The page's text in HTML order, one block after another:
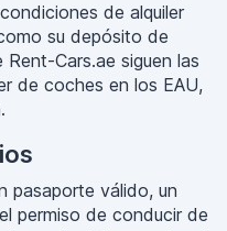
de alquiler
su depósito de
Cars.ae siguen las
de coches en los EAU,
pasaporte válido, un
permiso de conducir de